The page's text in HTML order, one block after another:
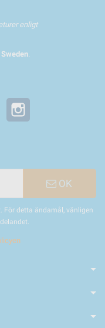
enligt
.
Vimeo
OK
För detta ändamål, vänligen